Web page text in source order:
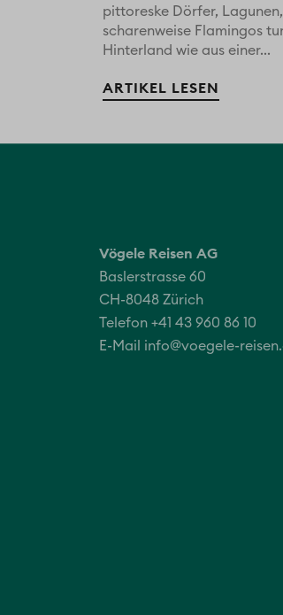
pittoreske Dörfer,
scharenweise Flamingos
Hinterland wie aus einer...
ARTIKEL LESEN
Vögele Reisen AG
Baslerstrasse 60
CH-8048 Zürich
Telefon +41 43 960 86 10
E-Mail info@voegele-